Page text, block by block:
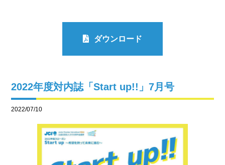
ダウンロード
2022年度対内誌「Start up!!」7月号
2022/07/10